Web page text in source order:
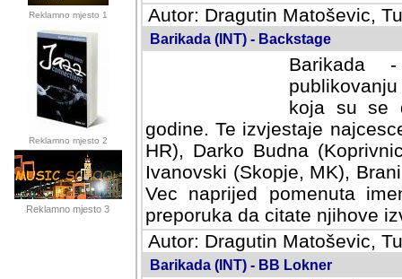
Reklamno mjesto 1
Reklamno mjesto 2
Reklamno mjesto 3
Autor: Dragutin Matoševic,
Barikada (INT) - Backstage
Barikada
koja su se
godine. Te izvjestaje
HR), Darko Budna
Ivanovski (Skopje, MK),
Vec naprijed pomenuta
preporuka da citate njihove
Autor: Dragutin Matoševic,
Barikada (INT) - BB Lokner